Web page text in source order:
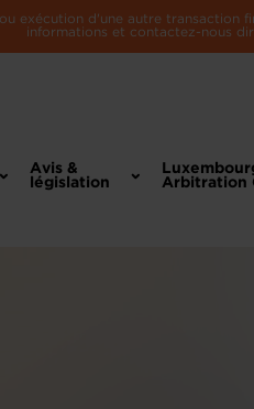
exécution d'une autre
informations et contactez-nous
Avis &
législation
Arbitration